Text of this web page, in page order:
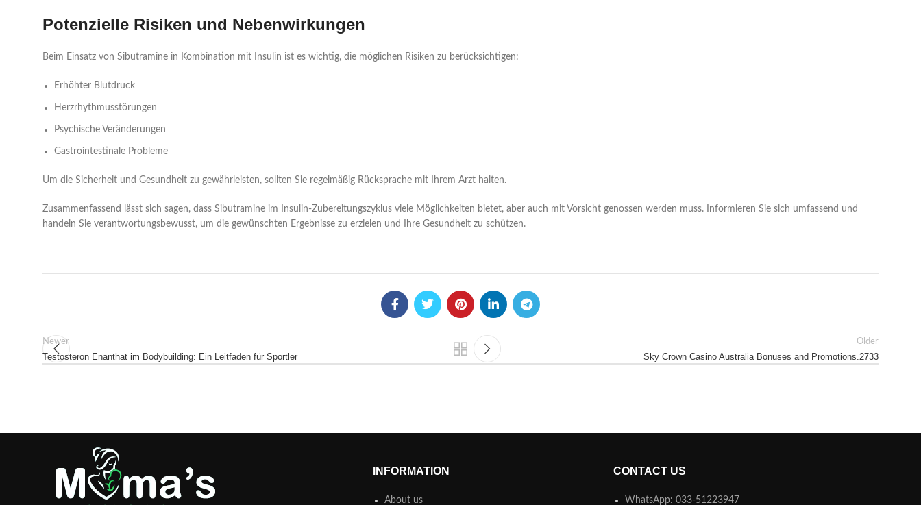
Potenzielle Risiken und Nebenwirkungen
Beim Einsatz von Sibutramine in Kombination mit Insulin ist es wichtig, die möglichen Risiken zu berücksichtigen:
Erhöhter Blutdruck
Herzrhythmusstörungen
Psychische Veränderungen
Gastrointestinale Probleme
Um die Sicherheit und Gesundheit zu gewährleisten, sollten Sie regelmäßig Rücksprache mit Ihrem Arzt halten.
Zusammenfassend lässt sich sagen, dass Sibutramine im Insulin-Zubereitungszyklus viele Möglichkeiten bietet, aber auch mit Vorsicht genossen werden muss. Informieren Sie sich umfassend und
handeln Sie verantwortungsbewusst, um die gewünschten Ergebnisse zu erzielen und Ihre Gesundheit zu schützen.
Newer
Testosteron Enanthat im Bodybuilding: Ein Leitfaden für Sportler
Older
Sky Crown Casino Australia Bonuses and Promotions.2733
INFORMATION
About us
CONTACT US
WhatsApp: 033-51223947